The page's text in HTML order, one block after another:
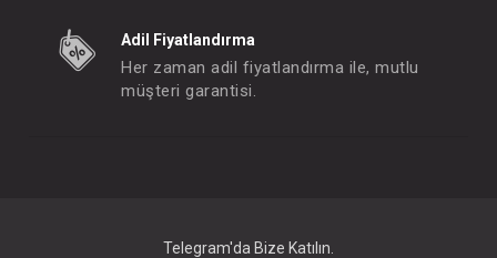
Adil Fiyatlandırma
Her zaman adil fiyatlandırma ile, mutlu
müşteri garantisi.
Telegram'da Bize Katılın.